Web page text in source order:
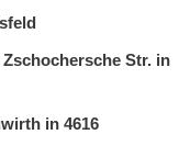
Str. in
in 4616